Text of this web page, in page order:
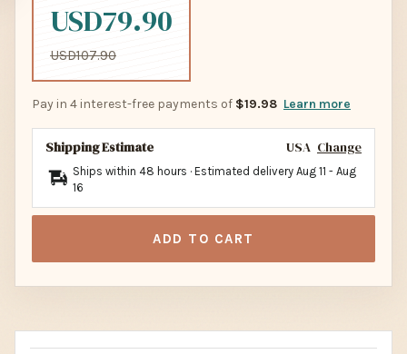
USD79.90
USD107.90
Pay in 4 interest-free payments of $19.98 Learn more
Shipping Estimate USA Change
Ships within 48 hours · Estimated delivery Aug 11 - Aug
16
ADD TO CART